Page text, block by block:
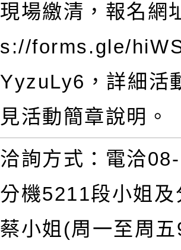
現場繳清，報名網
s://forms.gle/
YyzuLy6，詳細活
見活動簡章說明。
洽詢方式：電洽
分機5211段小姐
蔡小姐(周一至周